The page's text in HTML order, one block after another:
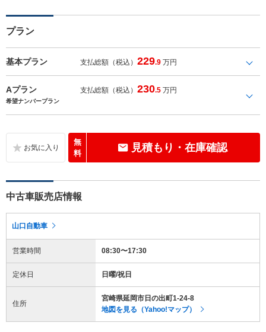
プラン
基本プラン 支払総額（税込）229.9 万円
Aプラン 支払総額（税込）230.5 万円
希望ナンバープラン
無
料
見積もり・在庫確認
中古車販売店情報
山口自動車
営業時間 08:30〜17:30
定休日 日曜/祝日
住所
宮崎県延岡市日の出町1-24-8
地図を見る（Yahoo!マップ）